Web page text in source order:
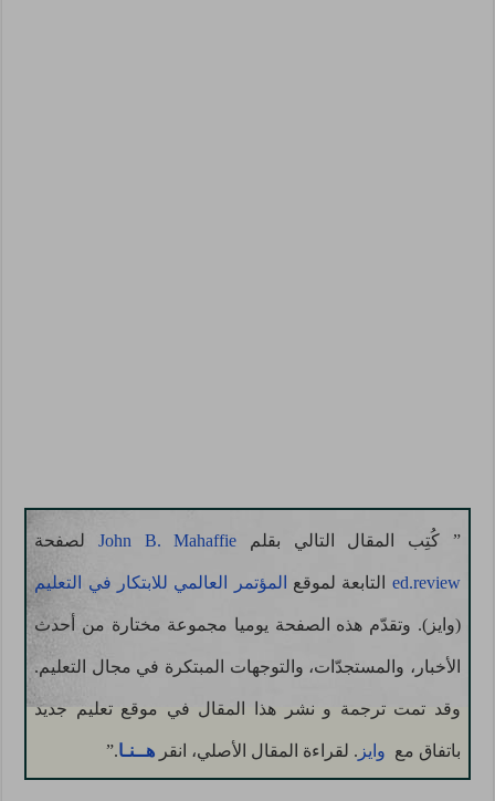
” كُتِب المقال التالي بقلم John B. Mahaffie لصفحة
ed.review التابعة لموقع المؤتمر العالمي للابتكار في التعليم
(وايز). وتقدّم هذه الصفحة يوميا مجموعة مختارة من أحدث
الأخبار، والمستجدّات، والتوجهات المبتكرة في مجال التعليم.
وقد تمت ترجمة و نشر هذا المقال في موقع تعليم جديد
باتفاق مع وايز . لقراءة المقال الأصلي، انقرهــنـا.”